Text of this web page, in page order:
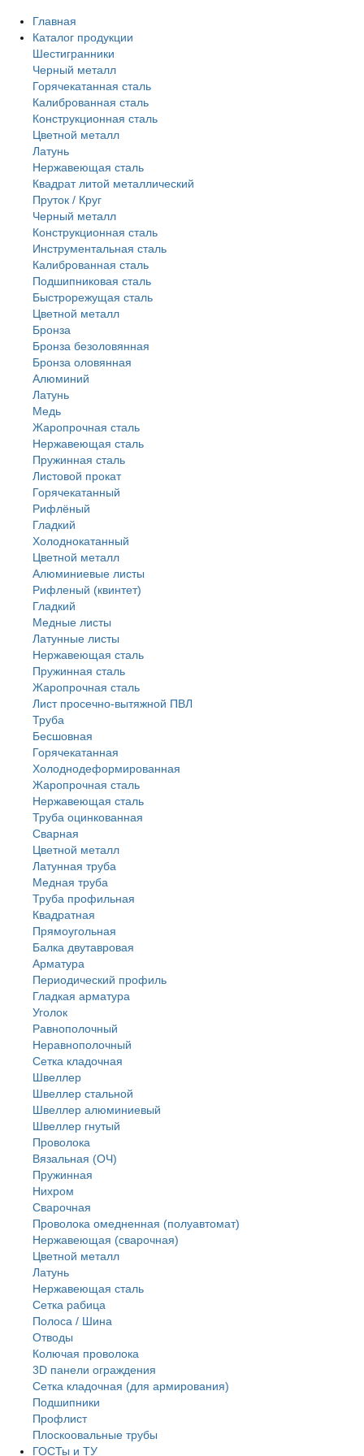
Главная
Каталог продукции
Шестигранники
Черный металл
Горячекатанная сталь
Калиброванная сталь
Конструкционная сталь
Цветной металл
Латунь
Нержавеющая сталь
Квадрат литой металлический
Пруток / Круг
Черный металл
Конструкционная сталь
Инструментальная сталь
Калиброванная сталь
Подшипниковая сталь
Быстрорежущая сталь
Цветной металл
Бронза
Бронза безоловянная
Бронза оловянная
Алюминий
Латунь
Медь
Жаропрочная сталь
Нержавеющая сталь
Пружинная сталь
Листовой прокат
Горячекатанный
Рифлёный
Гладкий
Холоднокатанный
Цветной металл
Алюминиевые листы
Рифленый (квинтет)
Гладкий
Медные листы
Латунные листы
Нержавеющая сталь
Пружинная сталь
Жаропрочная сталь
Лист просечно-вытяжной ПВЛ
Труба
Бесшовная
Горячекатанная
Холоднодеформированная
Жаропрочная сталь
Нержавеющая сталь
Труба оцинкованная
Сварная
Цветной металл
Латунная труба
Медная труба
Труба профильная
Квадратная
Прямоугольная
Балка двутавровая
Арматура
Периодический профиль
Гладкая арматура
Уголок
Равнополочный
Неравнополочный
Сетка кладочная
Швеллер
Швеллер стальной
Швеллер алюминиевый
Швеллер гнутый
Проволока
Вязальная (ОЧ)
Пружинная
Нихром
Сварочная
Проволока омедненная (полуавтомат)
Нержавеющая (сварочная)
Цветной металл
Латунь
Нержaвеющая сталь
Сетка рабица
Полоса / Шина
Отводы
Колючая проволока
3D панели ограждения
Сетка кладочная (для армирования)
Подшипники
Профлист
Плоскоовальные трубы
ГОСТы и ТУ